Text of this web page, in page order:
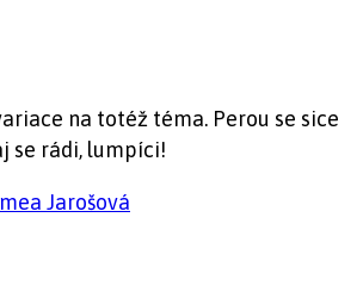
na totéž téma. Perou se sice
se rádi, lumpíci!